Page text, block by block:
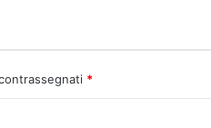
*